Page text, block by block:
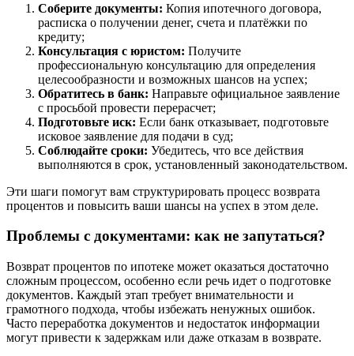
Соберите документы: Копия ипотечного договора,
расписка о получении денег, счета и платёжки по
кредиту;
Консультация с юристом: Получите
профессиональную консультацию для определения
целесообразности и возможных шансов на успех;
Обратитесь в банк: Направьте официальное заявление
с просьбой провести перерасчет;
Подготовьте иск: Если банк отказывает, подготовьте
исковое заявление для подачи в суд;
Соблюдайте сроки: Убедитесь, что все действия
выполняются в срок, установленный законодательством.
Эти шаги помогут вам структурировать процесс возврата
процентов и повысить ваши шансы на успех в этом деле.
Проблемы с документами: как не запутаться?
Возврат процентов по ипотеке может оказаться достаточно
сложным процессом, особенно если речь идет о подготовке
документов. Каждый этап требует внимательности и
грамотного подхода, чтобы избежать ненужных ошибок.
Часто переработка документов и недостаток информации
могут привести к задержкам или даже отказам в возврате.